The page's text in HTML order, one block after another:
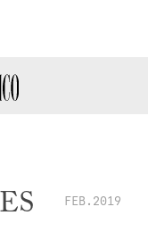
FEB.2019